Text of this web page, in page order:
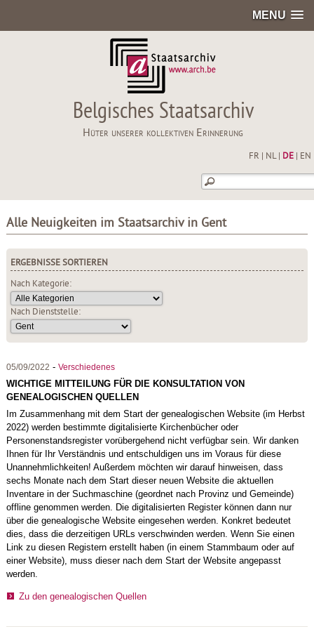
MENU
Belgisches Staatsarchiv
Hüter unserer kollektiven Erinnerung
FR NL| DE| EN
Alle Neuigkeiten im Staatsarchiv in Gent
ERGEBNISSE SORTIEREN
Nach Kategorie:
Nach Dienststelle:
05/09/2022 - Verschiedenes
WICHTIGE MITTEILUNG FÜR DIE KONSULTATION VON
GENEALOGISCHEN QUELLEN
Im Zusammenhang mit dem Start der genealogischen Website (im Herbst
2022) werden bestimmte digitalisierte Kirchenbücher oder
Personenstandsregister vorübergehend nicht verfügbar sein. Wir danken
Ihnen für Ihr Verständnis und entschuldigen uns im Voraus für diese
Unannehmlichkeiten! Außerdem möchten wir darauf hinweisen, dass
sechs Monate nach dem Start dieser neuen Website die aktuellen
Inventare in der Suchmaschine (geordnet nach Provinz und Gemeinde)
offline genommen werden. Die digitalisierten Register können dann nur
über die genealogische Website eingesehen werden. Konkret bedeutet
dies, dass die derzeitigen URLs verschwinden werden. Wenn Sie einen
Link zu diesen Registern erstellt haben (in einem Stammbaum oder auf
einer Website), muss dieser nach dem Start der Website angepasst
werden.
Zu den genealogischen Quellen